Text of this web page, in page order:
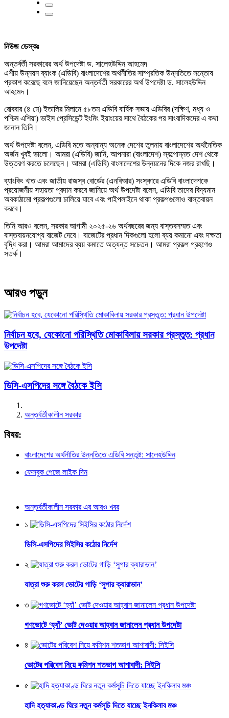
নিউজ ডেস্কঃ
অন্তর্বর্তী সরকারের অর্থ উপদেষ্টা ড. সালেহউদ্দিন আহমেদ
এশীয় উন্নয়ন ব্যাংক (এডিবি) বাংলাদেশের অর্থনীতির সাম্প্রতিক উন্নতিতে সন্তোষ
প্রকাশ করেছে বলে জানিয়েছেন অন্তর্বর্তী সরকারের অর্থ উপদেষ্টা ড. সালেহউদ্দিন
আহমেদ।
রোববার (৪ মে) ইতালির মিলানে ৫৮তম এডিবি বার্ষিক সভায় এডিবির (দক্ষিণ, মধ্য ও
পশ্চিম এশিয়া) ভাইস প্রেসিডেন্ট ইংমিং ইয়াংয়ের সাথে বৈঠকের পর সাংবাদিকদের এ কথা
জানান তিনি।
অর্থ উপদেষ্টা বলেন, এডিবি মতে অন্যান্য অনেক দেশের তুলনায় বাংলাদেশের অর্থনৈতিক
অর্জন খুবই ভালো। আমরা (এডিবি) জানি, আপনারা (বাংলাদেশ) স্বল্পোন্নত দেশ থেকে
উত্তরণ করতে চলেছেন। আমরা (এডিবি) বাংলাদেশের উন্নয়নের দিকে নজর রাখছি।
ব্যাংকিং খাত এবং জাতীয় রাজস্ব বোর্ডের (এনবিআর) সংস্কারে এডিবি বাংলাদেশকে
প্রয়োজনীয় সহায়তা প্রদান করবে জানিয়ে অর্থ উপদেষ্টা বলেন, এডিবি তাদের বিদ্যমান
অবকাঠামো প্রকল্পগুলো চালিয়ে যাবে এবং পাইপলাইনে থাকা প্রকল্পগুলোও বাস্তবায়ন
করবে।
তিনি আরও বলেন, সরকার আগামী ২০২৫-২৬ অর্থবছরের জন্য বাস্তবসম্মত এবং
বাস্তবায়নযোগ্য বাজেট দেবে। বাজেটের প্রধান দিকগুলো হলো ব্যয় কমানো এবং দক্ষতা
বৃদ্ধি করা। আমরা আমাদের ব্যয় কমাতে অত্যন্ত সচেতন। আমরা প্রকল্প গ্রহণেও
সতর্ক।
আরও পড়ুন
নির্বাচন হবে, যেকোনো পরিস্থিতি মোকাবিলায় সরকার প্রস্তুত: প্রধান
উপদেষ্টা
ডিসি-এসপিদের সঙ্গে বৈঠকে ইসি
অন্তর্বর্তীকালীন সরকার
বিষয়:
বাংলাদেশের অর্থনীতির উন্নতিতে এডিবি সন্তুষ্ট: সালেহউদ্দিন
ফেসবুক পেজে লাইক দিন
অন্তর্বর্তীকালীন সরকার এর আরও খবর
১
ডিসি-এসপিদের সিইসির কঠোর নির্দেশ
২
যাত্রা শুরু করল ভোটের গাড়ি ‘সুপার ক্যারাভান’
৩
গণভোটে ‘হ্যাঁ’ ভোট দেওয়ার আহ্বান জানালেন প্রধান উপদেষ্টা
৪
ভোটের পরিবেশ নিয়ে কমিশন শতভাগ আশাবাদী: সিইসি
৫
হাদি হত্যাকাণ্ড ঘিরে নতুন কর্মসূচি দিতে যাচ্ছে ইনকিলাব মঞ্চ